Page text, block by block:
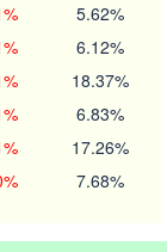
5.62%
6.12%
18.37%
6.83%
17.26%
7.68%